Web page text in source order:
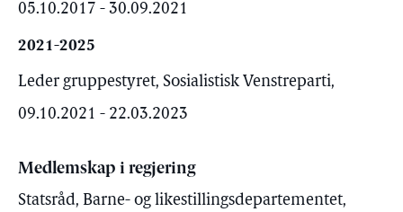
05.10.2017 - 30.09.2021
2021-2025
Leder gruppestyret, Sosialistisk Venstreparti,
09.10.2021 - 22.03.2023
Medlemskap i regjering
Statsråd, Barne- og likestillingsdepartementet,